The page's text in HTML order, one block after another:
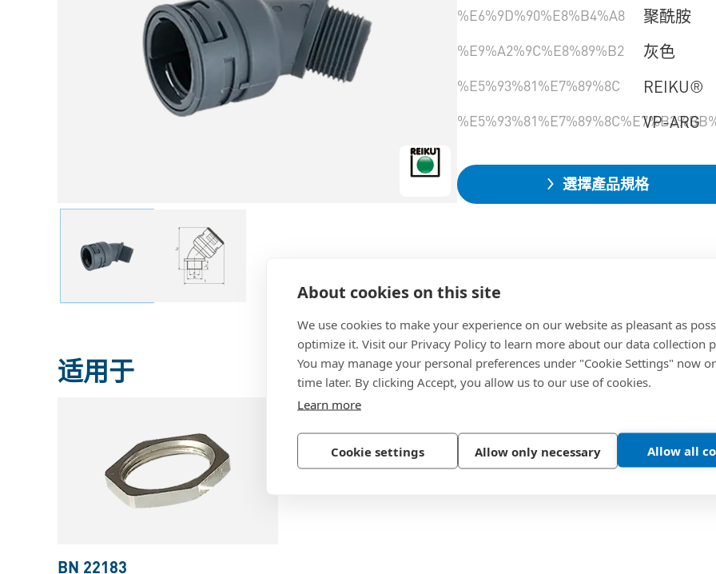
About cookies on this site
We use cookies to make your experience on our website as pleasant as
optimize it. Visit our Privacy Policy to learn more about our data collection
You may manage your personal preferences under "Cookie Settings" now
time later. By clicking Accept, you allow us to our use of cookies.
Learn more
Cookie settings Allow only necessary Allow all
%E6%9D%90%E8%B4%A8
聚酰胺
%E9%A2%9C%E8%89%B2 灰色
%E5%93%81%E7%89%8C REIKU®
VP-ARG
選擇產品規格
适用于
BN 22183